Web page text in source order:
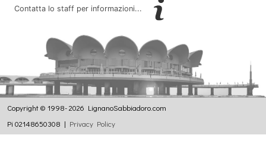
Contatta lo staff per informazioni...
Copyright © 1998- 2026 LignanoSabbiadoro.com
Pi 02148650308 | Privacy Policy